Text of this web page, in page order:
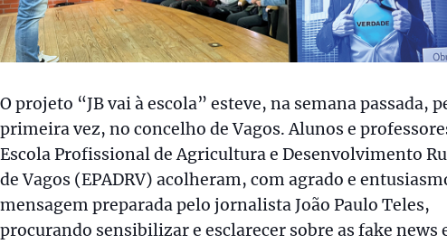
O projeto “JB vai à escola” esteve, na semana passada,
primeira vez, no concelho de Vagos. Alunos e
Escola Profissional de Agricultura e Desenvolvimento
de Vagos (EPADRV) acolheram, com agrado e
mensagem preparada pelo jornalista João Paulo Teles,
procurando sensibilizar e esclarecer sobre as fake news